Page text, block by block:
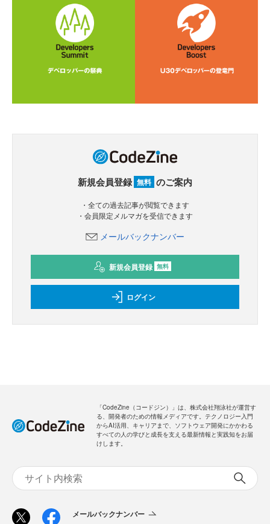
新規会員登録 無料 のご案内
・全ての過去記事が閲覧できます
・会員限定メルマガを受信できます
メールバックナンバー
新規会員登録 無料
ログイン
「CodeZine（コードジン）」は、株式会社翔泳社が運営す
る、開発者のための情報メディアです。テクノロジー入門
からAI活用、キャリアまで、ソフトウェア開発にかかわる
すべての人の学びと成長を支える最新情報と実践知をお届
けします。
メールバックナンバー